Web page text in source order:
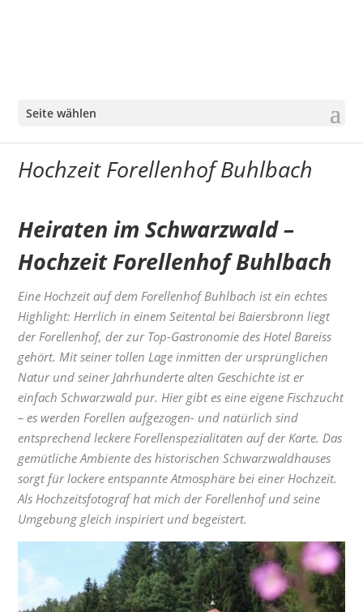
Seite wählen
Hochzeit Forellenhof Buhlbach
Heiraten im Schwarzwald –
Hochzeit Forellenhof Buhlbach
Eine Hochzeit auf dem Forellenhof Buhlbach ist ein echtes
Highlight: Herrlich in einem Seitental bei Baiersbronn liegt
der Forellenhof, der zur Top-Gastronomie des Hotel Bareiss
gehört. Mit seiner tollen Lage inmitten der ursprünglichen
Natur und seiner Jahrhunderte alten Geschichte ist er
einfach Schwarzwald pur. Hier gibt es eine eigene Fischzucht
– es werden Forellen aufgezogen- und natürlich sind
entsprechend leckere Forellenspezialitäten auf der Karte. Das
gemütliche Ambiente des historischen Schwarzwaldhauses
sorgt für lockere entspannte Atmosphäre bei einer Hochzeit.
Als Hochzeitsfotograf hat mich der Forellenhof und seine
Umgebung gleich inspiriert und begeistert.